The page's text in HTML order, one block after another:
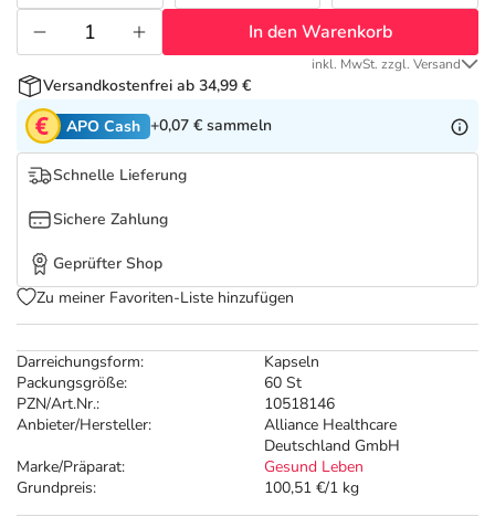
Vitamine & Mineralstoffe
Darreichungsform:
Kapseln
Packungsgröße:
60 St
PZN/Art.Nr.:
10518146
Anbieter/Hersteller:
Alliance Healthcare
Deutschland GmbH
Marke/Präparat:
Gesund Leben
Grundpreis:
100,51 €/1 kg
In den Warenkorb
inkl. MwSt. zzgl. Versand
Versandkostenfrei ab 34,99 €
APO Cash +0,07 € sammeln
Schnelle Lieferung
Sichere Zahlung
Geprüfter Shop
Zu meiner Favoriten-Liste hinzufügen